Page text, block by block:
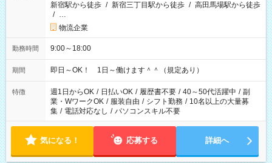
新宿駅から徒歩 / 新宿三丁目駅から徒歩 / 高田馬場駅から徒歩
/ …
物流企業
勤務時間 9:00～18:00
期間 即日～OK！ 1日～働けます＾＾（規定あり）
特徴 週1日からOK / 日払いOK / 履歴書不要 / 40～50代活躍中 / 副
業・WワークOK / 服装自由 / シフト勤務 / 10名以上の大量募
集 / 電話対応なし / パソコンスキル不要
気になる！ 応募する 詳細へ